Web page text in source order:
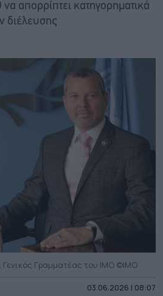
απορρίπτει κατηγορηματικά
διέλευσης
Γραμματέας του ΙΜΟ ©ΙΜΟ
03.06.2026 | 08:07